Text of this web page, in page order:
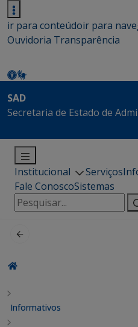
ir para conteúdoir para
Ouvidoria Transparência
SAD
Secretaria de Estado de
Institucional Serviços
Fale ConoscoSistemas
Pesquisar
por:
Informativos